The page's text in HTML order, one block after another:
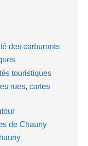
des carburants
touristiques
rues, cartes
de Chauny